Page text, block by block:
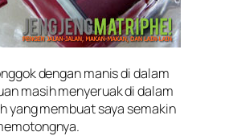
dengan manis di dalam
masih menyeruak di dalam
yang membuat saya semakin